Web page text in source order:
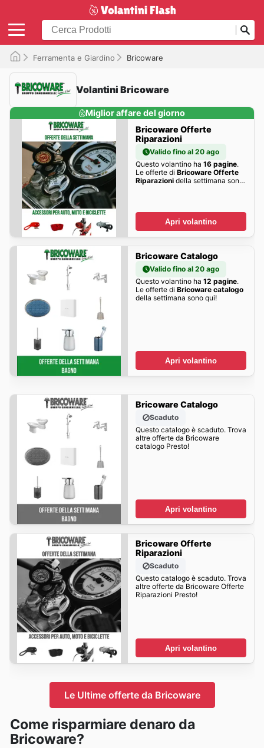
Ferramenta e Giardino Bricoware
Volantini Bricoware
Miglior affare del giorno
Bricoware Offerte
Riparazioni
Valido fino al 20 ago
Questo volantino ha 16 pagine.
Le offerte di Bricoware Offerte
Riparazionidella settimana sono
Apri volantino
Bricoware Catalogo
Valido fino al 20 ago
Questo volantino ha 12 pagine.
Le offerte di Bricoware catalogo
della settimana sono qui!
Apri volantino
Bricoware Catalogo
Scaduto
Questo catalogo è scaduto. Trova
altre offerte da Bricoware
catalogo Presto!
Apri volantino
Bricoware Offerte
Riparazioni
Scaduto
Questo catalogo è scaduto. Trova
altre offerte da Bricoware Offerte
Riparazioni Presto!
Apri volantino
Le Ultime offerte da Bricoware
Come risparmiare denaro da
Bricoware?